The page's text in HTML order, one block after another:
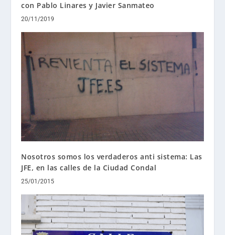
con Pablo Linares y Javier Sanmateo
20/11/2019
Nosotros somos los verdaderos anti sistema: Las
JFE, en las calles de la Ciudad Condal
25/01/2015